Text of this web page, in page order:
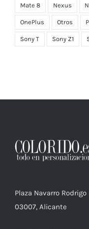
Mate 8 Nexus
OnePlus Otros
Sony T Sony Z1
Plaza Navarro
03007, Alicante